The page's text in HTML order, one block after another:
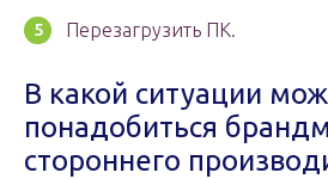
Перезагрузить ПК.
В какой ситуации
понадобиться
стороннего